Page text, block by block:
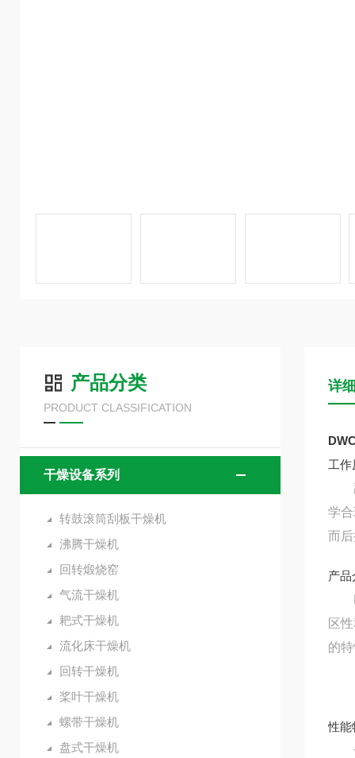
产品分类
PRODUCT CLASSIFICATION
干燥设备系列
转鼓滚筒刮板干燥机
沸腾干燥机
回转煅烧窑
气流干燥机
耙式干燥机
流化床干燥机
回转干燥机
桨叶干燥机
螺带干燥机
盘式干燥机
详
工作
蔬
学
而
产品
区
的
性能
干